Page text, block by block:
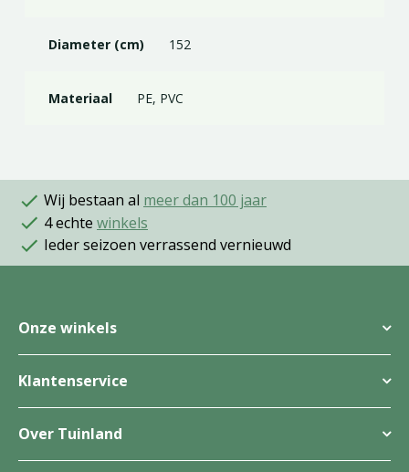
Diameter (cm) 152
Materiaal PE, PVC
Wij bestaan al meer dan 100 jaar
4 echte winkels
Ieder seizoen verrassend vernieuwd
Onze winkels
Klantenservice
Over Tuinland